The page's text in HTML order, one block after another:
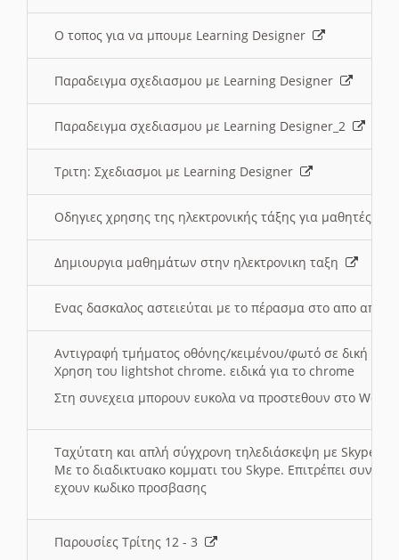
O τοπος για να μπουμε Learning Designer
Παραδειγμα σχεδιασμου με Learning Designer
Παραδειγμα σχεδιασμου με Learning Designer_2
Τριτη: Σχεδιασμοι με Learning Designer
Οδηγιες χρησης της ηλεκτρονικής τάξης για μαθητές
Δημιουργια μαθημάτων στην ηλεκτρονικη ταξη
Ενας δασκαλος αστειεύται με το πέρασμα στο απο
Αντιγραφή τμήματος οθόνης/κειμένου/φωτό σε δική
Χρηση του lightshot chrome. ειδικά για το chrome
Στη συνεχεια μπορουν ευκολα να προστεθουν στο Word
Ταχύτατη και απλή σύγχρονη τηλεδιάσκεψη με Skype
Με το διαδικτυακο κομματι του Skype. Επιτρέπει
εχουν κωδικο προσβασης
Παρουσίες Τρίτης 12 - 3